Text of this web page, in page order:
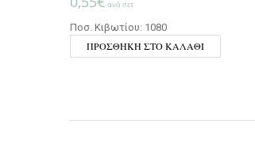
ανά σετ
Ποσ. Κιβωτίου: 1080
ΠΡΟΣΘΉΚΗ ΣΤΟ ΚΑΛΆΘΙ